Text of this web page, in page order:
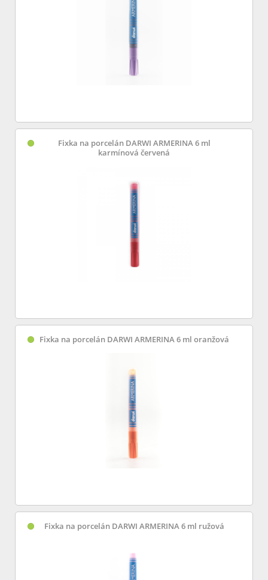
Fixka na porcelán DARWI ARMERINA 6 ml
karmínová červená
Fixka na porcelán DARWI ARMERINA 6 ml oranžová
Fixka na porcelán DARWI ARMERINA 6 ml ružová